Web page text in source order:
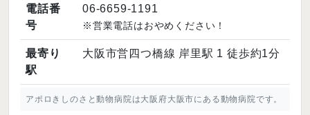
電話番
号
06-6659-1191
※営業電話はおやめください！
最寄り
駅
大阪市営四つ橋線 岸里駅 1 徒歩約1分
アポロきしのさと動物病院は大阪府大阪市にある動物病院です。